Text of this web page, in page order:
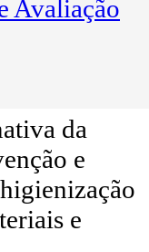
Avaliação
da
e
e